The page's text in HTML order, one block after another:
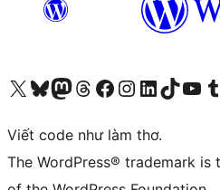
Truy cập tài khoản X (trước đây là Twitter) của chúng tôiVisit our Bluesky account
Visit our Mastodon account
Visit our Threads account
Xem trang Facebook của chúng tôiTruy cập tài khoản Instagram của chúng tôiTruy cập tài khoản LinkedIn của chúng tôiVisit our TikTok
Truy cập kênh YouTube của chúng tôi
Viết code như làm thơ.
The WordPress® trademark